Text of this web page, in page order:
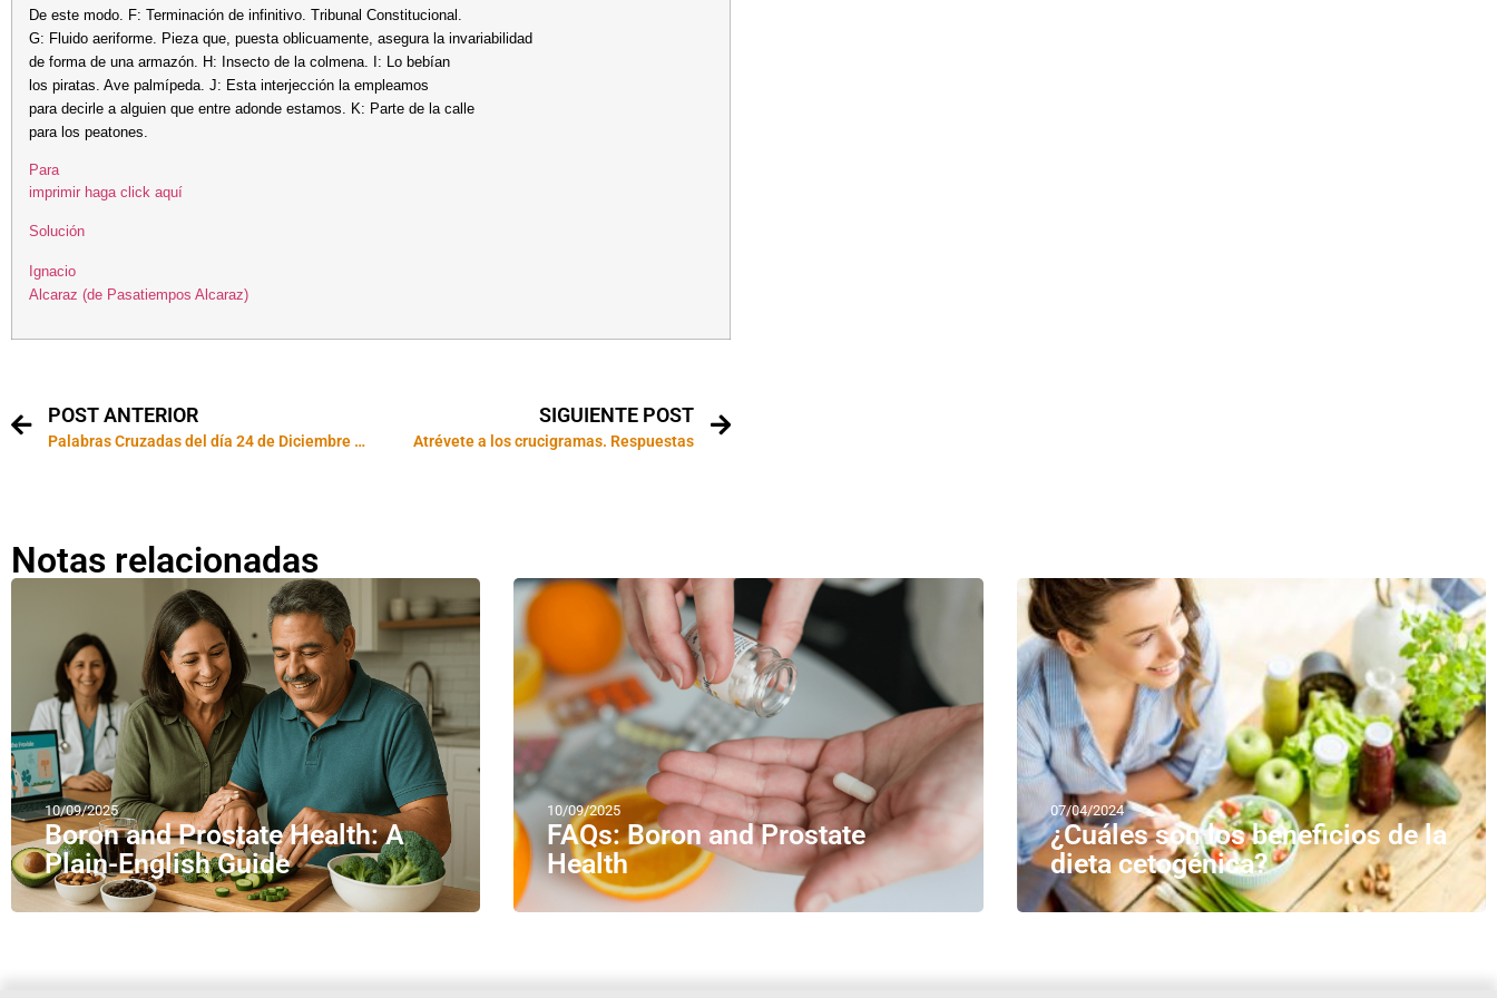
De este modo. F: Terminación de infinitivo. Tribunal Constitucional.
G: Fluido aeriforme. Pieza que, puesta oblicuamente, asegura la invariabilidad
de forma de una armazón. H: Insecto de la colmena. I: Lo bebían
los piratas. Ave palmípeda. J: Esta interjección la empleamos
para decirle a alguien que entre adonde estamos. K: Parte de la calle
para los peatones.
Para
imprimir haga click aquí
Solución
Ignacio
Alcaraz (de Pasatiempos Alcaraz)
POST ANTERIOR
Palabras Cruzadas del día 24 de Diciembre de 2002
SIGUIENTE POST
Atrévete a los crucigramas. Respuestas
Notas relacionadas
10/09/2025
Boron and Prostate Health: A
Plain-English Guide
10/09/2025
FAQs: Boron and Prostate
Health
07/04/2024
¿Cuáles son los beneficios de la
dieta cetogénica?